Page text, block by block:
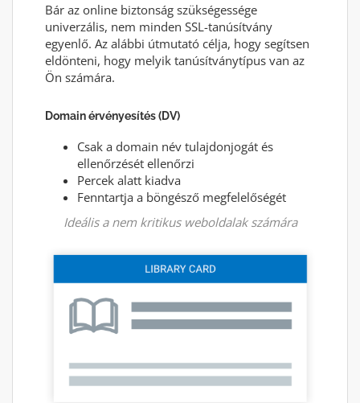
Bár az online biztonság szükségessége
univerzális, nem minden SSL-tanúsítvány
egyenlő. Az alábbi útmutató célja, hogy segítsen
eldönteni, hogy melyik tanúsítványtípus van az
Ön számára.
Domain érvényesítés (DV)
Csak a domain név tulajdonjogát és
ellenőrzését ellenőrzi
Percek alatt kiadva
Fenntartja a böngésző megfelelőségét
Ideális a nem kritikus weboldalak számára